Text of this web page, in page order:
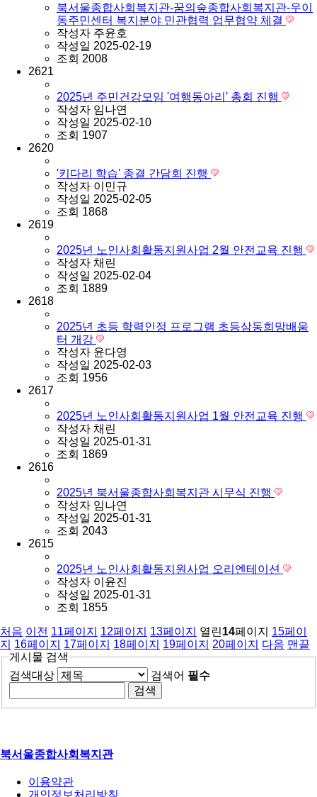
북서울종합사회복지관-꿈의숲종합사회복지관-우이
동주민센터 복지분야 민관협력 업무협약 체결
작성자 주윤호
작성일 2025-02-19
조회 2008
2621
2025년 주민건강모임 '여행동아리' 총회 진행
작성자 임나연
작성일 2025-02-10
조회 1907
2620
'키다리 학습' 종결 간담회 진행
작성자 이민규
작성일 2025-02-05
조회 1868
2619
2025년 노인사회활동지원사업 2월 안전교육 진행
작성자 채린
작성일 2025-02-04
조회 1889
2618
2025년 초등 학력인정 프로그램 초등삼동희망배움
터 개강
작성자 윤다영
작성일 2025-02-03
조회 1956
2617
2025년 노인사회활동지원사업 1월 안전교육 진행
작성자 채린
작성일 2025-01-31
조회 1869
2616
2025년 북서울종합사회복지관 시무식 진행
작성자 임나연
작성일 2025-01-31
조회 2043
2615
2025년 노인사회활동지원사업 오리엔테이션
작성자 이윤진
작성일 2025-01-31
조회 1855
처음 이전 11페이지 12페이지 13페이지 열린14페이지 15페이
지
16페이지 17페이지 18페이지 19페이지 20페이지 다음 맨끝
게시물 검색
검색대상
검색어 필수
북서울종합사회복지관
이용약관
개인정보처리방침